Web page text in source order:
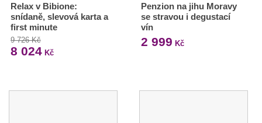
Relax v Bibione:
snídaně, slevová karta a
first minute
9 726 Kč
8 024 Kč
Penzion na jihu Moravy
se stravou i degustací
vín
2 999 Kč